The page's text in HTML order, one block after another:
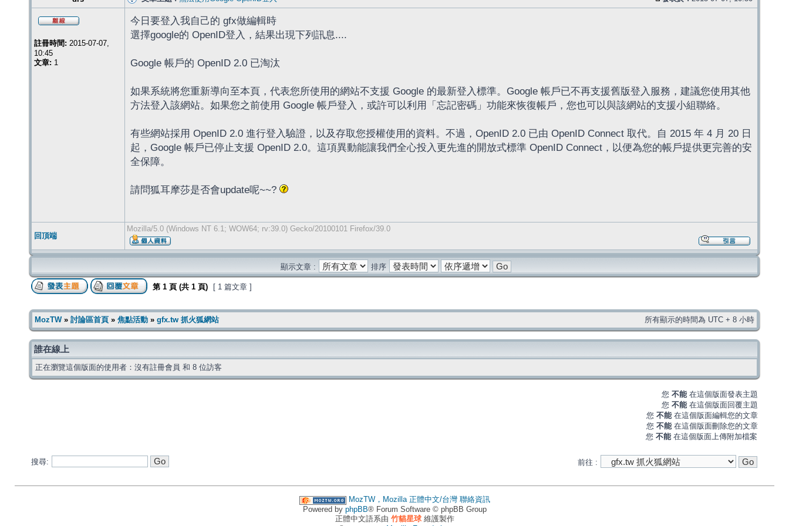
註冊時間: 2015-07-07,
10:45
文章: 1
今日要登入我自己的 gfx做編輯時
選擇google的 OpenID登入，結果出現下列訊息....
Google 帳戶的 OpenID 2.0 已淘汰
如果系統將您重新導向至本頁，代表您所使用的網站不支援 Google 的最新登入標準。Google 帳戶已不再支援舊版登入服務，建議您使用其他
方法登入該網站。如果您之前使用 Google 帳戶登入，或許可以利用「忘記密碼」功能來恢復帳戶，您也可以與該網站的支援小組聯絡。
有些網站採用 OpenID 2.0 進行登入驗證，以及存取您授權使用的資料。不過，OpenID 2.0 已由 OpenID Connect 取代。自 2015 年 4 月 20 日
起，Google 帳戶已停止支援 OpenID 2.0。這項異動能讓我們全心投入更先進的開放式標準 OpenID Connect，以便為您的帳戶提供更完善的安
全保障。
請問狐耳摩莎是否會update呢~~?
回頂端
Mozilla/5.0 (Windows NT 6.1; WOW64; rv:39.0) Gecko/20100101 Firefox/39.0
顯示文章 : 排序
第 1 頁 (共 1 頁) [ 1 篇文章 ]
MozTW» 討論區首頁 » 焦點活動 » gfx.tw 抓火狐網站 所有顯示的時間為 UTC + 8 小時
誰在線上
正在瀏覽這個版面的使用者：沒有註冊會員 和 8 位訪客
您 不能 在這個版面發表主題
您 不能 在這個版面回覆主題
您 不能 在這個版面編輯您的文章
您 不能 在這個版面刪除您的文章
您 不能 在這個版面上傳附加檔案
搜尋: 前往 :
MozTW，Mozilla 正體中文/台灣 聯絡資訊
Powered by phpBB® Forum Software © phpBB Group
正體中文語系由 竹貓星球維護製作